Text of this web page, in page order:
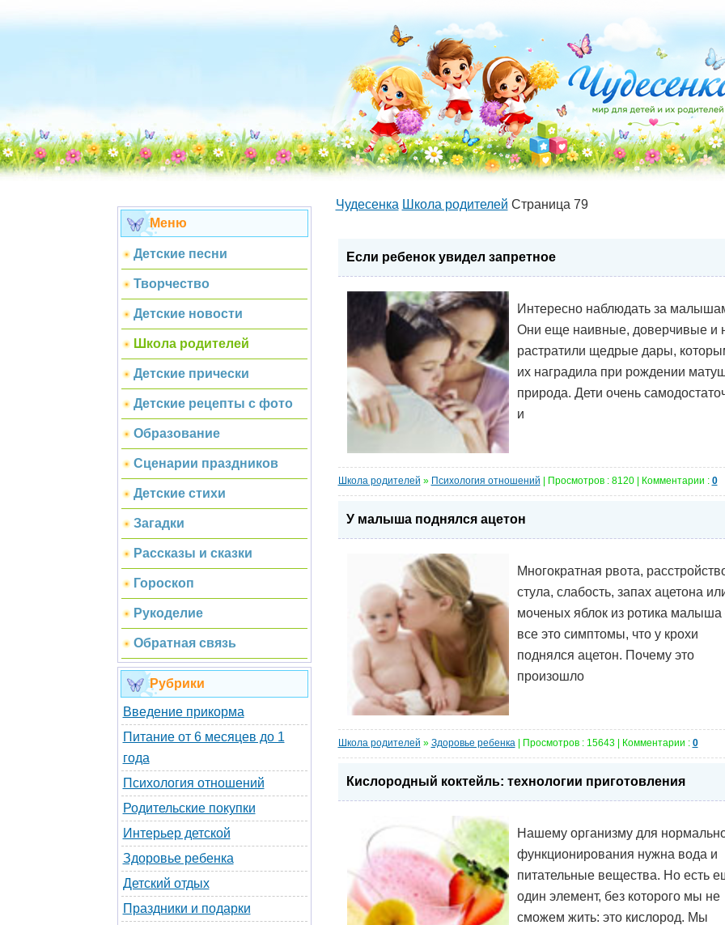
Меню
Детские песни
Творчество
Детские новости
Школа родителей
Детские прически
Детские рецепты с фото
Образование
Сценарии праздников
Детские стихи
Загадки
Рассказы и сказки
Гороскоп
Рукоделие
Обратная связь
Рубрики
Введение прикорма
Питание от 6 месяцев до 1
года
Психология отношений
Родительские покупки
Интерьер детской
Здоровье ребенка
Детский отдых
Праздники и подарки
Чудесенка Школа родителей Страница 79
Если ребенок увидел запретное
Интересно наблюдать за
Они еще наивные, доверчивые и
растратили щедрые дары,
их наградила при рождении
природа. Дети очень
и
Школа родителей » Психология отношений | Просмотров : 8120 | Комментарии : 0
У малыша поднялся ацетон
Многократная рвота,
стула, слабость, запах ацетона
моченых яблок из ротика малыша
все это симптомы, что у крохи
поднялся ацетон. Почему это
произошло
Школа родителей » Здоровье ребенка| Просмотров : 15643 | Комментарии : 0
Кислородный коктейль: технологии приготовления
Нашему организму для
функционирования нужна вода и
питательные вещества. Но есть
один элемент, без которого мы не
сможем жить: это кислород. Мы